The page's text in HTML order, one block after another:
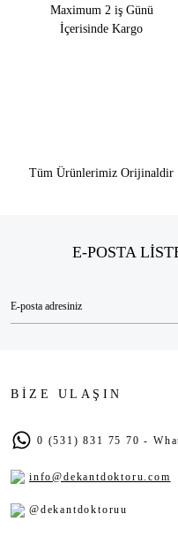
Maximum 2 iş Günü
İçerisinde Kargo
Tüm Ürünlerimiz Orijinaldir
E-POSTA
BİZE ULAŞIN
0 (531) 831 75 70 -
info@dekantdoktoru.com
@dekantdoktoruu